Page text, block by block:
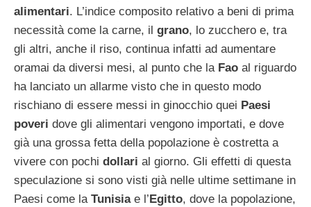
alimentari. L’indice composito relativo a beni di prima
necessità come la carne, il grano, lo zucchero e, tra
gli altri, anche il riso, continua infatti ad aumentare
oramai da diversi mesi, al punto che la Fao al riguardo
ha lanciato un allarme visto che in questo modo
rischiano di essere messi in ginocchio quei Paesi
poveri dove gli alimentari vengono importati, e dove
già una grossa fetta della popolazione è costretta a
vivere con pochi dollari al giorno. Gli effetti di questa
speculazione si sono visti già nelle ultime settimane in
Paesi come la Tunisiae l’Egitto, dove la popolazione,